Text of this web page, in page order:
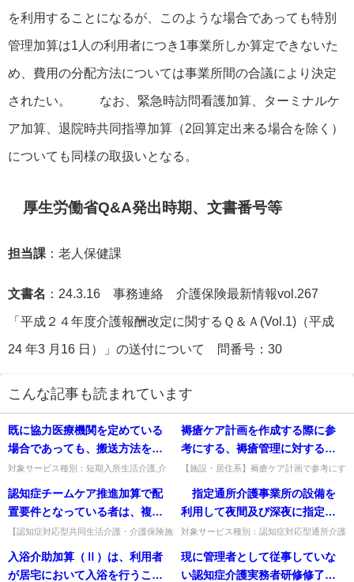
を利用することになるが、このような場合であっても特別
管理加算は1人の利用者につき1事業所しか算定できないた
め、費用の分配方法については事業所間の合議により決定
されたい。 なお、緊急時訪問看護加算、ターミナルケ
ア加算、退院時共同指導加算（2回算定出来る場合を除く）
についても同様の取扱いとなる。
厚生労働省Q&A発出時期、文書番号等
担当課 ：老人保健課
文書名 ：24.3.16 事務連絡 介護保険最新情報vol.267
「平成２４年度介護報酬改定に関するＱ＆Ａ(Vol.1)（平成
24 年3 月16 日）」の送付について 問番号：30
こんな記事も読まれています
既に協力医療機関を定めている
場合であっても、搬送方法を含
めた急変が生じた場合の対応に
機関で書面による合意を得る必
要があるか。
対象サービス種別：短期入所生活介護,介
酬「医療連携強化加算」質問既に協力医療
機関を定めている場合であっ...
褥瘡ケア計画を作成する際に参
考にする、褥瘡管理に対するガ
イドラインに、以下のものは含
【施設・居住系】褥瘡ケア計画で参考にす
会・日本皮膚科学会の各ガイドラインは含
まれるか。いずれも含まれる。...
認知症チームケア推進加算で配
置要件となっている者は、複数
の「認知症の行動・心理症状に
考えてよいか。
【認知症対応型共同生活介護・介護保険施
件の者は、複数のチームに参加できるか。
参加可だが、各チームで計画...
指定通所介護事業所の設備を
利用して夜間及び深夜に指定通
所介護以外のサービスを提供す
４月１日から届出制が導入され
対象サービス種別：認知症対応型通所介護
等の設備を利用した宿泊サービス」質問
指定通所介護事業所の設備を...
入浴介助加算（Ⅱ）は、利用者
が居宅において入浴を行うこと
現に管理者として従事していな
い認知症介護実務者研修修了者